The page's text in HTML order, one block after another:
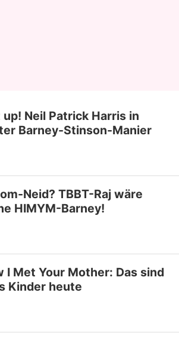
up! Neil Patrick Harris in
Barney-Stinson-Manier
Neid? TBBT-Raj wäre
HIMYM-Barney!
I Met Your Mother: Das sind
Kinder heute